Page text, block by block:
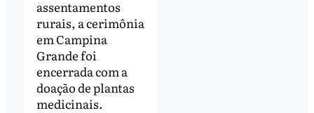
assentamentos
rurais, a cerimônia
em Campina
Grande foi
encerrada com a
doação de plantas
medicinais.